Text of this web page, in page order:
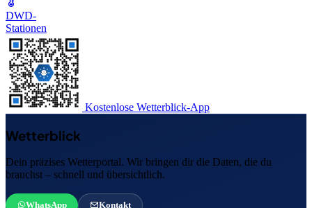
DWD-
Stationen
Kostenlose Wetterblick-App
Wetterblick
Dein präzises Wetterportal. Wir bringen dir die Daten, die du
brauchst – schnell und übersichtlich.
WhatsApp Kontakt